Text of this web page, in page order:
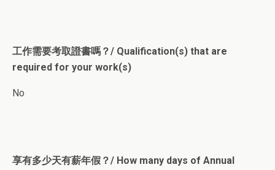
工作需要考取證書嗎？/ Qualification(s) that are
required for your work(s)
No
享有多少天有薪年假？/ How many days of Annual